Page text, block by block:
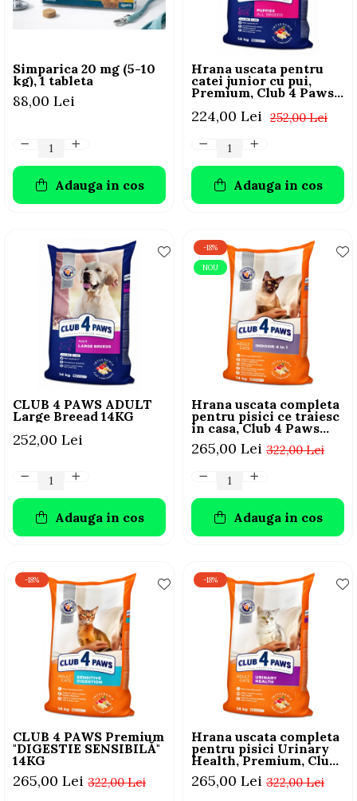
Simparica 20 mg (5-10
kg), 1 tableta
88,00 Lei
Adauga in cos
Hrana uscata pentru
catei junior cu pui,
Premium, Club 4 Paws,
252,00 Lei
224,00 Lei
Adauga in cos
CLUB 4 PAWS ADULT
Large Breead 14KG
252,00 Lei
Adauga in cos
-18%
NOU
Hrana uscata completa
pentru pisici ce traiesc
in casa, Club 4 Paws
Premium Indoor, 14kg
322,00 Lei
265,00 Lei
Adauga in cos
-18%
CLUB 4 PAWS Premium
"DIGESTIE SENSIBILĂ"
14KG
322,00 Lei
265,00 Lei
-18%
Hrana uscata completa
pentru pisici Urinary
Health, Premium, Club
4 Paws, 14 kg
322,00 Lei
265,00 Lei